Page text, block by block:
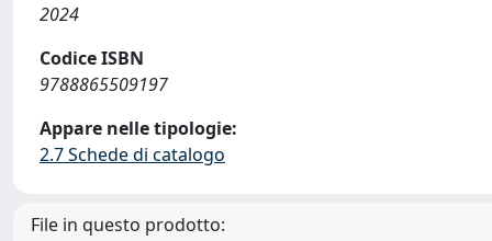
2024
Codice ISBN
9788865509197
Appare nelle tipologie:
2.7 Schede di catalogo
File in questo prodotto: